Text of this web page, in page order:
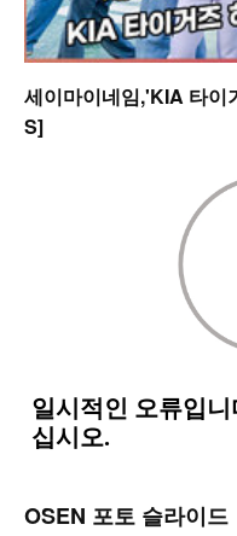
세이마이네임,'KIA 타이
S]
OSEN 포토 슬라이드